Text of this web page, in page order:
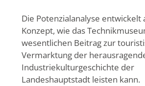
Die Potenzialanalyse entwickelt
Konzept, wie das
wesentlichen Beitrag zur
Vermarktung der
Industriekulturgeschichte der
Landeshauptstadt leisten kann.